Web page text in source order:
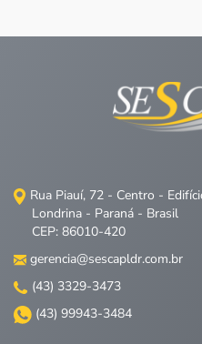
Rua Piauí, 72 - Centro -
Londrina - Paraná - Brasil
CEP: 86010-420
gerencia@sescapldr.com.br
(43) 3329-3473
(43) 99943-3484